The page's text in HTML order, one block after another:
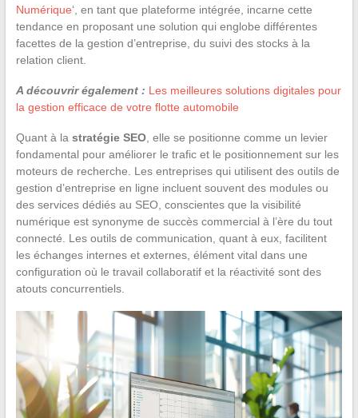
Numérique‘, en tant que plateforme intégrée, incarne cette
tendance en proposant une solution qui englobe différentes
facettes de la gestion d’entreprise, du suivi des stocks à la
relation client.
A découvrir également : Les meilleures solutions digitales pour
la gestion efficace de votre flotte automobile
Quant à la stratégie SEO, elle se positionne comme un levier
fondamental pour améliorer le trafic et le positionnement sur les
moteurs de recherche. Les entreprises qui utilisent des outils de
gestion d’entreprise en ligne incluent souvent des modules ou
des services dédiés au SEO, conscientes que la visibilité
numérique est synonyme de succès commercial à l’ère du tout
connecté. Les outils de communication, quant à eux, facilitent
les échanges internes et externes, élément vital dans une
configuration où le travail collaboratif et la réactivité sont des
atouts concurrentiels.